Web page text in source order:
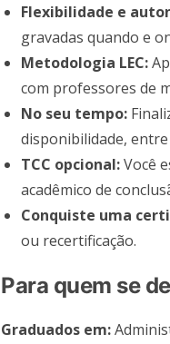
Flexibilidade e
gravadas quando e
Metodologia LEC:
com professores de
No seu tempo:
disponibilidade, entre
TCC opcional:Você
acadêmico de
Conquiste uma
ou recertificação.
Para quem se
Graduados em: